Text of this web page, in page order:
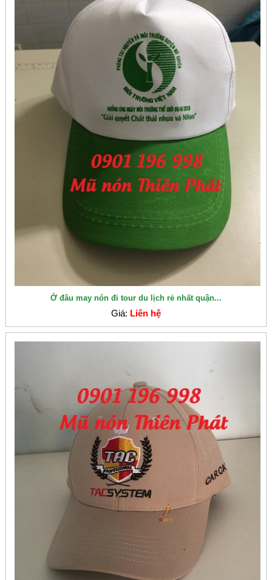
Ở đâu may nón đi tour du lịch rẻ nhất quận...
Giá: Liên hệ